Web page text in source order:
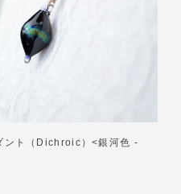
ント（Dichroic）<銀河色 -